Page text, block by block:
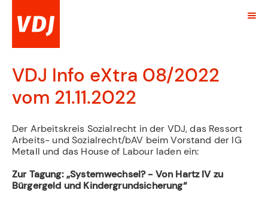
VDJ Info eXtra 08/2022
vom 21.11.2022
Der Arbeitskreis Sozialrecht in der VDJ, das Ressort
Arbeits- und Sozialrecht/bAV beim Vorstand der IG
Metall und das House of Labour laden ein:
Zur Tagung: „Systemwechsel? - Von Hartz IV zu
Bürgergeld und Kindergrundsicherung“